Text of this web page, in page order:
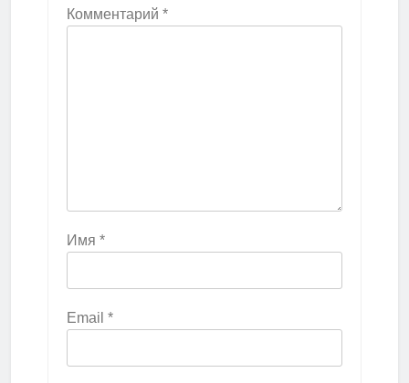
Комментарий *
Имя *
Email *